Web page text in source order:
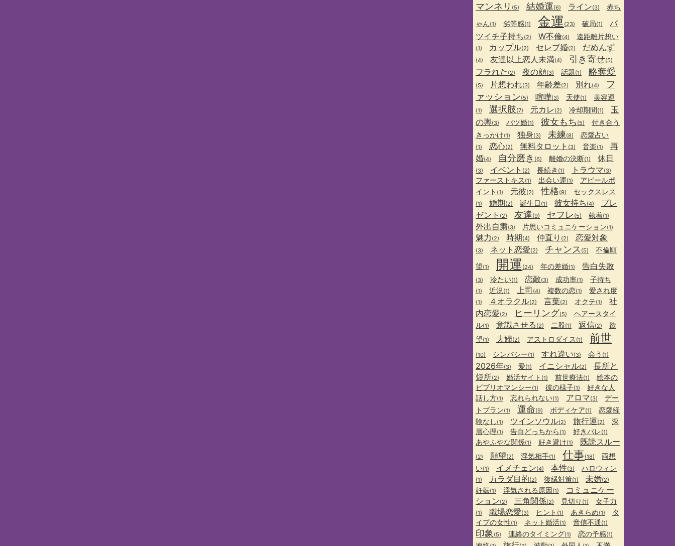
マンネリ (5) 結婚運(6) ライン(3)
赤ち
ゃん(1) 劣等感(1) 金運 (23) 破局(1)
バ
ツイチ子持ち (2) W不倫(4) 遠距離片想い
(1) カップル(2) セレブ婚(2) だめんず
(4) 友達以上恋人未満(4) 引き寄せ(5)
フラれた (2) 夜の顔(3) 話題(1) 略奪愛
(5) 片想われ(3) 年齢差(2) 別れ(4)
フ
ァッション(5) 喧嘩(3) 天使(1) 美容運
(1) 選択肢(7) 元カレ (2) 冷却期間(1)
玉
の輿(3) バツ婚(1) 彼女もち (5)
付き合う
きっかけ(1) 独身(3) 未練(8) 恋愛占い
(1) 恋心(2) 無料タロット (3) 音楽(1)
再
婚(4) 自分磨き (6) 離婚の決断(1) 休日
(3) イベント (2) 長続き (1) トラウマ(3)
ファーストキス (1) 出会い運(1)
アピールポ
イント (1) 元彼(2) 性格(9) セックスレス
(1) 婚期(2) 誕生日 (1) 彼女持ち (4)
プレ
ゼント (2) 友達 (9) セフレ (5) 執着(1)
外出自粛(3) 片思いコミュニケーション(1)
魅力 (2) 時期(4) 仲直り (2) 恋愛対象
(3) ネット恋愛(2) チャンス (5)
不倫願
望(1) 開運 (24) 年の差婚(1) 告白失敗
(3) 冷たい(1) 恋敵(3) 成功率(1) 子持ち
(1) 近況 (1) 上司 (4) 複数の恋(1) 愛され度
(1) ４オラクル(2) 言葉(2) オクテ(1)
社
内恋愛(2) ヒーリング(5)
ヘアースタイ
ル(1) 意識させる (2) 二股(1) 返信(2)
欲
望(1) 夫婦(2) アストロダイス (1) 前世
(10) シンパシー(1) すれ違い(3) 会う (1)
2026年(3) 愛(1) イニシャル(2)
長所と
短所(2) 婚活サイト (1) 前世療法(1)
絵本の
ビブリオマンシー(1) 彼の様子(1)
好きな人
話し方(1) 忘れられない(1) アロマ(3)
デー
トプラン(1) 運命(9) ボディケア(1)
恋愛経
験なし (1) ツインソウル(2) 旅行運(2)
深
層心理(1) 告白どっちから (1) 好きバレ(1)
あやふやな関係(1) 好き避け(1) 既読スルー
(2) 願望(2) 浮気相手(1) 仕事(18)
両想
い(1) イメチェン(4) 本性(3) ハロウィン
(1) カラダ目的(2) 復縁対策(1) 未婚(2)
妊娠(1) 浮気される原因(1)
コミュニケー
ション(2) 三角関係(2) 見切り (1) 女子力
(1) 職場恋愛(3) ヒント (1) あきらめ(1)
タ
イプの女性(1) ネット婚活(1) 音信不通 (1)
印象 (5) 連絡のタイミング(1) 恋の予感(1)